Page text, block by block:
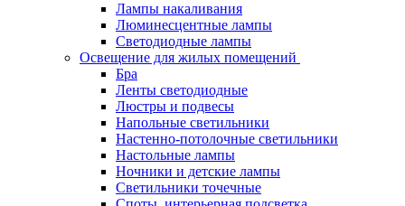
Лампы накаливания
Люминесцентные лампы
Светодиодные лампы
Освещение для жилых помещений
Бра
Ленты светодиодные
Люстры и подвесы
Напольные светильники
Настенно-потолочные светильники
Настольные лампы
Ночники и детские лампы
Светильники точечные